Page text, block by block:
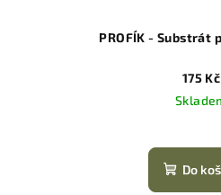
PROFÍK - Substrát
175 Kč
Do